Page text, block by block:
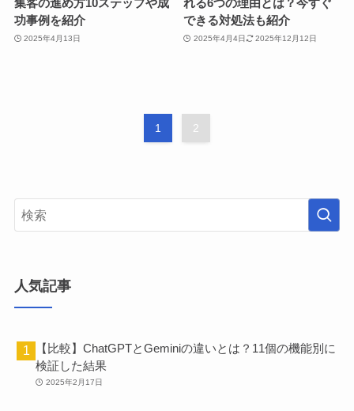
功事例を紹介
2025年4月13日
できる対処法も紹介
2025年4月4日 2025年12月12日
1 2
人気記事
【比較】ChatGPTとGeminiの違いとは？11個の機能別に
検証した結果
2025年2月17日